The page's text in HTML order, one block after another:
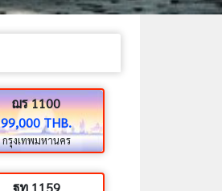
ฌร 1100
99,000 THB.
กรุงเทพมหานคร
ฐท 1159